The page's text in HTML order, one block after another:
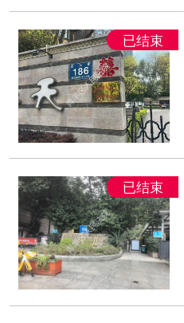
已结束
已结束